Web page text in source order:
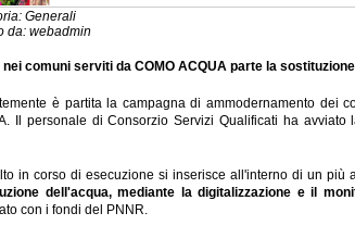
Generali
da: webadmin
nei comuni serviti da COMO ACQUA parte la
è partita la campagna di ammodernamento dei
Il personale di Consorzio Servizi Qualificati ha
in corso di esecuzione si inserisce all'interno di un più
dell'acqua, mediante la digitalizzazione e il
con i fondi del PNNR.